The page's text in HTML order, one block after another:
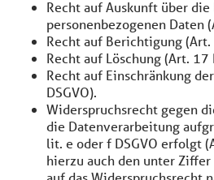
Recht auf Auskunft über
personenbezogenen Daten
Recht auf Berichtigung (Art.
Recht auf Löschung (Art. 17
Recht auf Einschränkung
DSGVO).
Widerspruchsrecht gegen
die Datenverarbeitung
lit. e oder f DSGVO erfolgt
hierzu auch den unter